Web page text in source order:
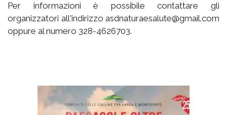
Per informazioni è possibile contattare gli
organizzatori all'indirizzo asdnaturaesalute@gmail.com
oppure al numero 328-4626703.